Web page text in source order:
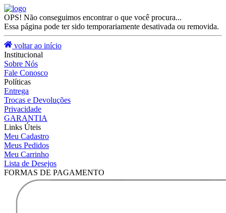
OPS! Não conseguimos encontrar o que você procura...
Essa página pode ter sido temporariamente desativada ou removida.
voltar ao início
Institucional
Sobre Nós
Fale Conosco
Políticas
Entrega
Trocas e Devoluções
Privacidade
GARANTIA
Links Úteis
Meu Cadastro
Meus Pedidos
Meu Carrinho
Lista de Desejos
FORMAS DE PAGAMENTO